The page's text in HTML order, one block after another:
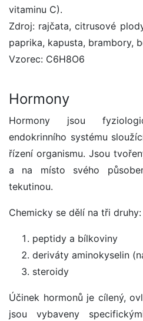
vitaminu C).
Zdroj: rajčata, citrusové
paprika, kapusta, brambory,
Vzorec: C6H8O6
Hormony
Hormony jsou
endokrinního systému
řízení organismu. Jsou
a na místo svého
tekutinou.
Chemicky se dělí na tři druhy:
peptidy a bílkoviny
deriváty aminokyselin
steroidy
Účinek hormonů je cílený,
jsou vybaveny